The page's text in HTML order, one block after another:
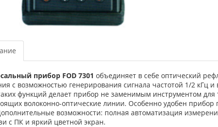
прибор FOD 7301 объединяет в себе оптический
с возможностью генерирования сигнала частотой 1/2 кГц
функций делает прибор не заменимым инструментом
волоконно-оптические линии. Особенно удобен
возможности: полная автоматизация
с ПК и яркий цветной экран.